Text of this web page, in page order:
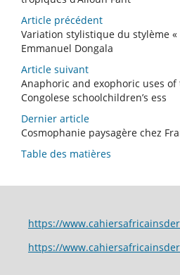
Article précédent
Variation stylistique du stylème «
Emmanuel Dongala
Article suivant
Anaphoric and exophoric uses of
Congolese schoolchildren’s ess
Dernier article
Cosmophanie paysagère chez
Table des matières
https://
https://